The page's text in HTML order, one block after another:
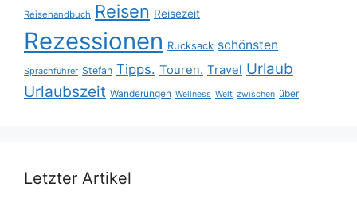
Reisehandbuch Reisen Reisezeit
Rezessionen Rucksack schönsten
Sprachführer Stefan Tipps. Touren. Travel Urlaub
Urlaubszeit Wanderungen Wellness Welt zwischen über
Letzter Artikel